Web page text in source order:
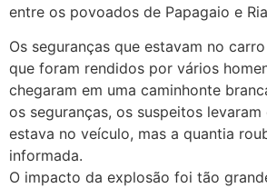
entre os povoados de Papagaio e
Os seguranças que estavam no
que foram rendidos por vários
chegaram em uma caminhonte
os seguranças, os suspeitos
estava no veículo, mas a quantia
informada.
O impacto da explosão foi tão